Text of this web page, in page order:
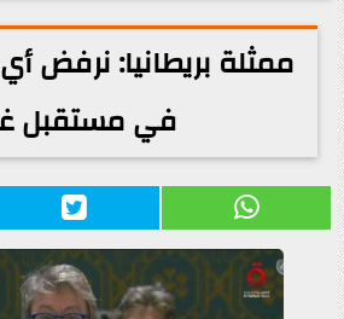
2025-09-23 22:48:47
ممثلة بريطانيا: نرفض
في مستقبل